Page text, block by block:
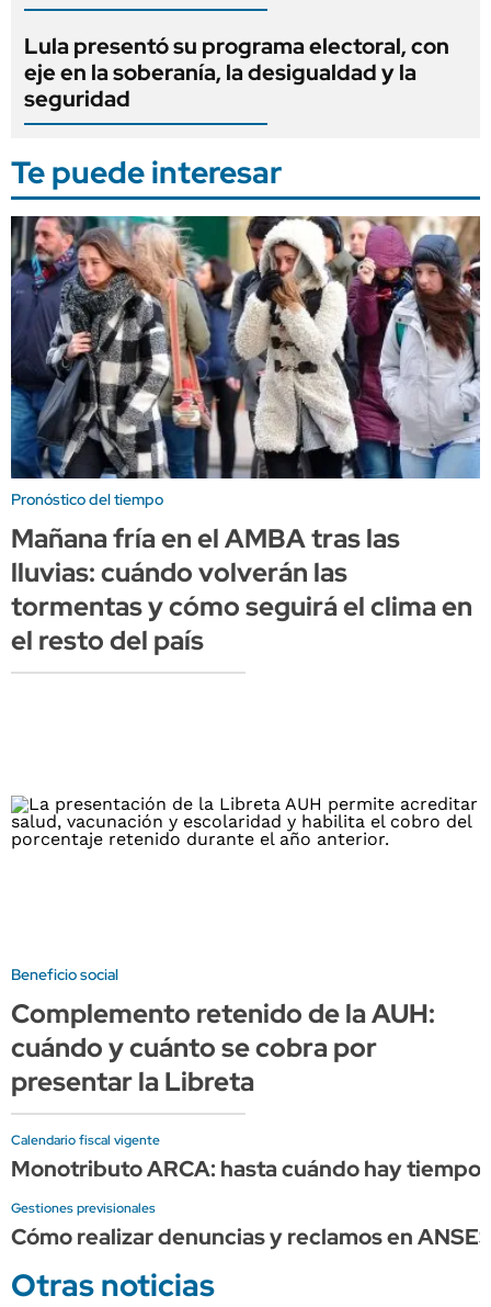
Lula presentó su programa electoral, con
eje en la soberanía, la desigualdad y la
seguridad
Te puede interesar
Pronóstico del tiempo
Mañana fría en el AMBA tras las
lluvias: cuándo volverán las
tormentas y cómo seguirá el clima en
el resto del país
Beneficio social
Complemento retenido de la AUH:
cuándo y cuánto se cobra por
presentar la Libreta
Calendario fiscal vigente
Monotributo ARCA: hasta cuándo hay
Gestiones previsionales
Cómo realizar denuncias y reclamos en
Otras noticias